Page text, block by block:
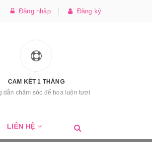
Đăng nhập Đăng ký
CAM KẾT 1 THÁNG
dẫn chăm sóc để hoa luôn tươi
LIÊN HỆ